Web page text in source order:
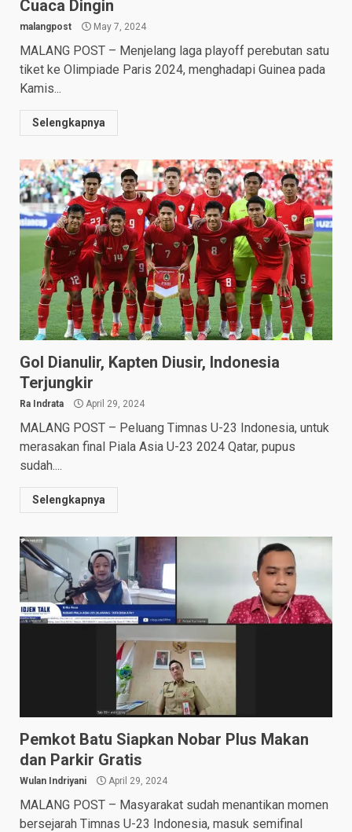
Cuaca Dingin
malangpost May 7, 2024
MALANG POST – Menjelang laga playoff perebutan satu
tiket ke Olimpiade Paris 2024, menghadapi Guinea pada
Kamis...
Selengkapnya
Gol Dianulir, Kapten Diusir, Indonesia
Terjungkir
Ra Indrata April 29, 2024
MALANG POST – Peluang Timnas U-23 Indonesia, untuk
merasakan final Piala Asia U-23 2024 Qatar, pupus
sudah....
Selengkapnya
Pemkot Batu Siapkan Nobar Plus Makan
dan Parkir Gratis
Wulan Indriyani April 29, 2024
MALANG POST – Masyarakat sudah menantikan momen
bersejarah Timnas U-23 Indonesia, masuk semifinal